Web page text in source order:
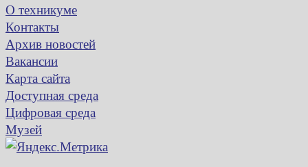
О техникуме
Контакты
Архив новостей
Вакансии
Карта сайта
Доступная среда
Цифровая среда
Музей